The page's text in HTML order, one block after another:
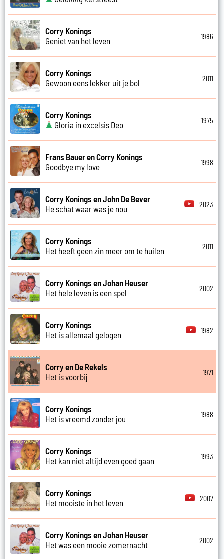
Corry Konings
Geniet van het leven
1986
Corry Konings
Gewoon eens lekker uit je bol
2011
Corry Konings
Gloria in excelsis Deo
1975
Frans Bauer en Corry Konings
Goodbye my love
1998
Corry Konings en John De Bever
He schat waar was je nou
2023
Corry Konings
Het heeft geen zin meer om te huilen
2011
Corry Konings en Johan Heuser
Het hele leven is een spel
2002
Corry Konings
Het is allemaal gelogen
1982
Corry en De Rekels
Het is voorbij
1971
Corry Konings
Het is vreemd zonder jou
1988
Corry Konings
Het kan niet altijd even goed gaan
1993
Corry Konings
Het mooiste in het leven
2007
Corry Konings en Johan Heuser
Het was een mooie zomernacht
2002